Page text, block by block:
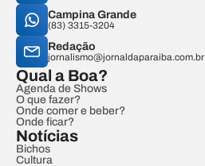
Campina Grande
(83) 3315-3204
Redação
jornalismo@jornaldaparaiba.com.br
Qual a Boa?
Agenda de Shows
O que fazer?
Onde comer e beber?
Onde ficar?
Notícias
Bichos
Cultura